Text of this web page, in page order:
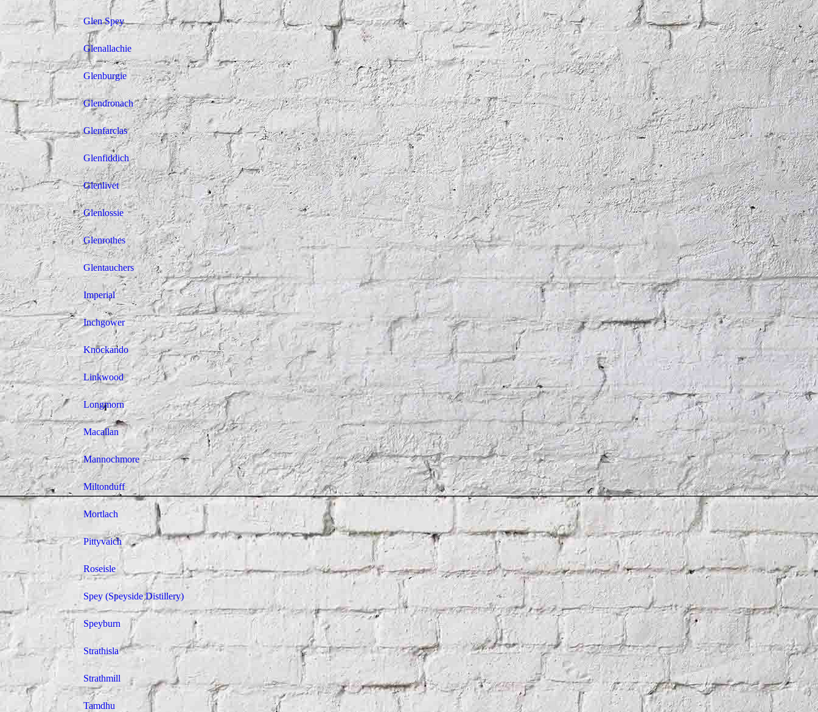
Glen Spey
Glenallachie
Glenburgie
Glendronach
Glenfarclas
Glenfiddich
Glenlivet
Glenlossie
Glenrothes
Glentauchers
Imperial
Inchgower
Knockando
Linkwood
Longmorn
Macallan
Mannochmore
Miltonduff
Mortlach
Pittyvaich
Roseisle
Spey (Speyside Distillery)
Speyburn
Strathisla
Strathmill
Tamdhu